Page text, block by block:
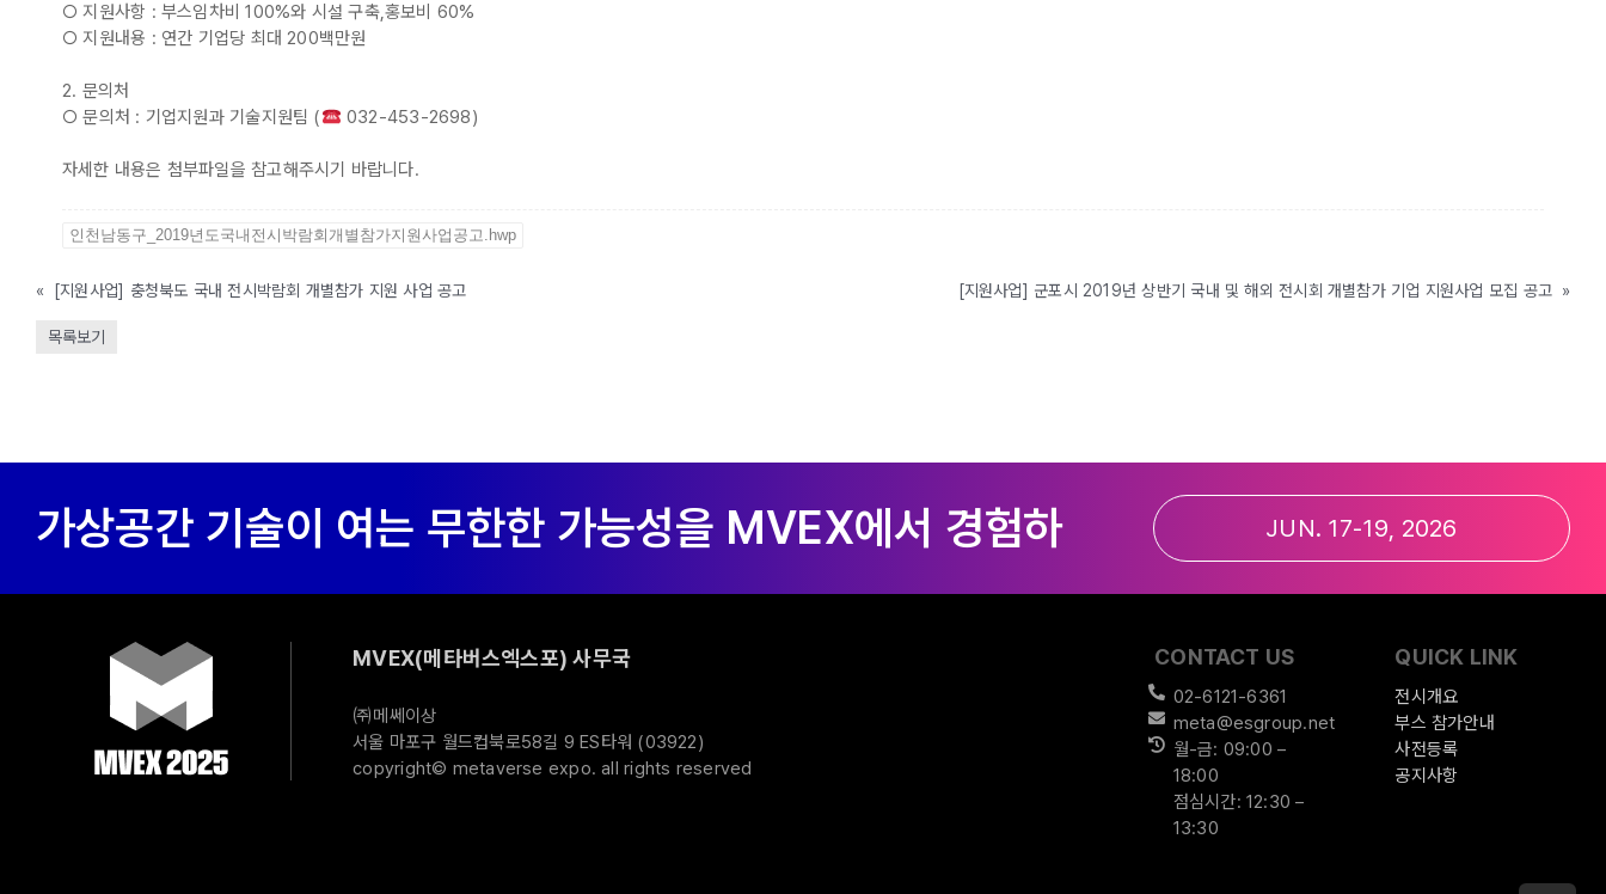
○ 지원사항 : 부스임차비 100%와 시설 구축,홍보비 60%
○ 지원내용 : 연간 기업당 최대 200백만원
2. 문의처
○ 문의처 : 기업지원과 기술지원팀 (
032-453-2698)
자세한 내용은 첨부파일을 참고해주시기 바랍니다.
인천남동구_2019년도국내전시박람회개별참가지원사업공고.hwp
« [지원사업] 충청북도 국내 전시박람회 개별참가 지원 사업 공고 [지원사업] 군포시 2019년 상반기 국내 및 해외 전시회 개별참가 기업 지원사업 모집 공고 »
목록보기
JUN. 17-19, 2026
MVEX(메타버스엑스포) 사무국
㈜메쎄이상
서울 마포구 월드컵북로58길 9 ES타워 (03922)
copyright© metaverse expo. all rights reserved
CONTACT US
02-6121-6361
meta@esgroup.net
월-금: 09:00 –
18:00
점심시간: 12:30 –
13:30
QUICK LINK
전시개요
부스 참가안내
사전등록
공지사항